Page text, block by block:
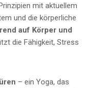
mit aktuellem
und die körperliche
auf Körper und
die Fähigkeit, Stress
– ein Yoga, das